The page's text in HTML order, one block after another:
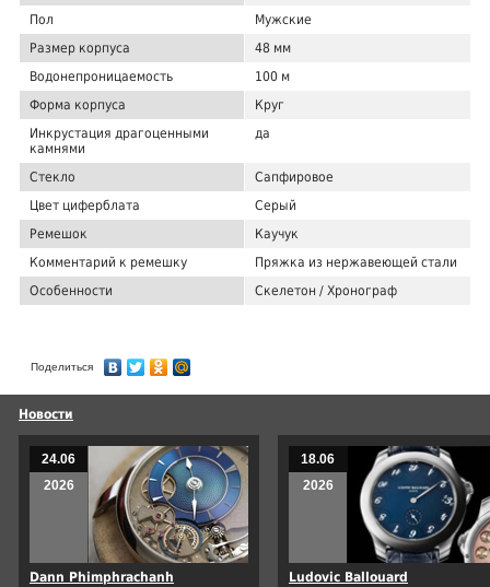
Пол
Мужские
Размер корпуса
48 мм
Водонепроницаемость
100 м
Форма корпуса
Круг
Инкрустация драгоценными
камнями
да
Стекло
Сапфировое
Цвет циферблата
Серый
Ремешок
Каучук
Комментарий к ремешку
Пряжка из нержавеющей стали
Особенности
Скелетон / Хронограф
Поделиться
Новости
24.06
2026
Dann Phimphrachanh
18.06
2026
Ludovic Ballouard